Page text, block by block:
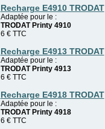
Recharge E4910 TRODAT
Adaptée pour le :
TRODAT Printy 4910
6 €TTC
Recharge E4913 TRODAT
Adaptée pour le :
TRODAT Printy 4913
6 €TTC
Recharge E4918 TRODAT
Adaptée pour le :
TRODAT Printy 4918
6 €TTC